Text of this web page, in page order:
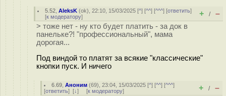
5.52 ,AleksK (ok), 22:10, 15/03/2025 [^] [^^] [^^^] [ответить]
[к модератору] + / –
> тоже нет - ну кто будет платить - за док в
панельке?! "профессиональный", мама
дорогая...
Под виндой то платят за всякие "классические"
кнопки пуск. И ничего
6.69 ,Аноним (69), 23:04, 15/03/2025 [^] [^^] [^^^]
[ответить] [↓] [к модератору] + / –